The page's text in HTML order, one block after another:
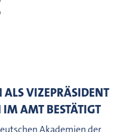
VIZEPRÄSIDENT
AMT BESTÄTIGT